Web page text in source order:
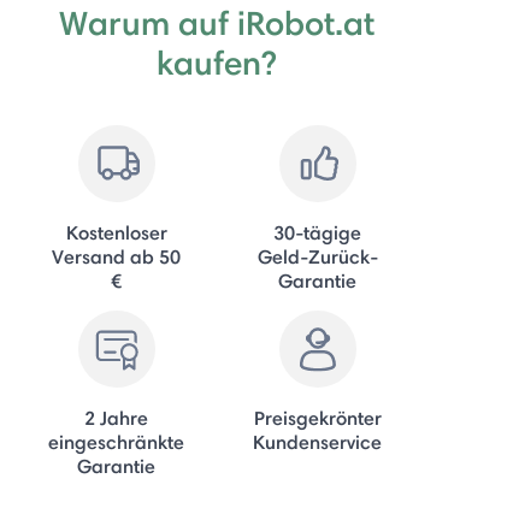
Warum auf iRobot.at
kaufen?
Kostenloser
Versand ab 50
€
30-tägige
Geld-Zurück-
Garantie
2 Jahre
eingeschränkte
Garantie
Preisgekrönter
Kundenservice